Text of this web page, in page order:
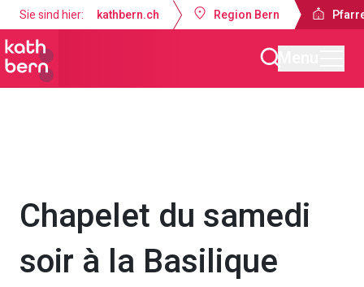
Sie sind hier: kathbern.ch Region Bern
Chapelet du samedi
soir à la Basilique